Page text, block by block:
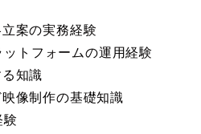
案の実務経験
ットフォームの運用経験
知識
像制作の基礎知識
験